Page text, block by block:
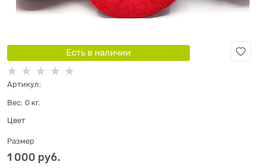
Есть в наличии
Артикул:
Вес: 0 кг.
Цвет
Размер
1 000 руб.